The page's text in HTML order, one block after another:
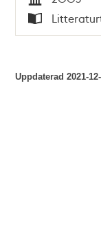
Tid
Typ
Uppdaterad2021-